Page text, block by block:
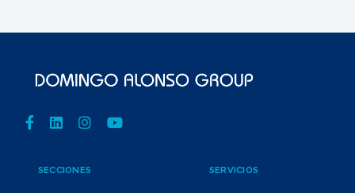
SECCIONES SERVICIOS